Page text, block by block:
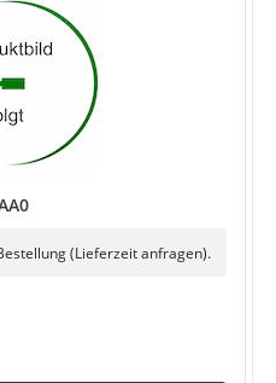
(Lieferzeit anfragen).